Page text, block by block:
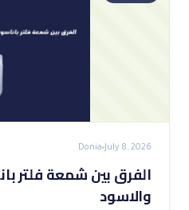
July 8, 2026
Donia
الفرق بين شمعة فلتر
والاسود